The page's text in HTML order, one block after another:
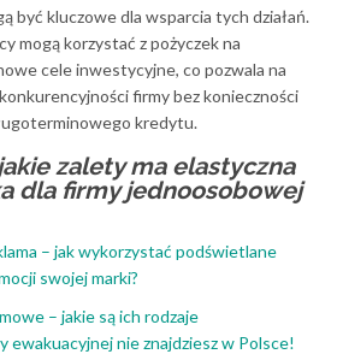
być kluczowe dla wsparcia tych działań.
mogą korzystać z pożyczek na
cele inwestycyjne, co pozwala na
firmy bez konieczności
kredytu.
zalety ma elastyczna
dla firmy jednoosobowej
– jak wykorzystać podświetlane
swojej marki?
– jakie są ich rodzaje
ewakuacyjnej nie znajdziesz w Polsce!